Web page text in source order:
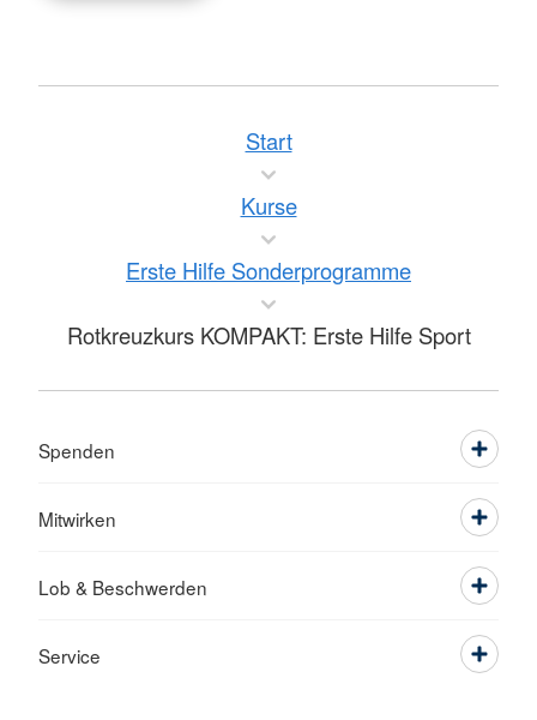
Start
Kurse
Erste Hilfe Sonderprogramme
Rotkreuzkurs KOMPAKT: Erste Hilfe Sport
Spenden
Mitwirken
Lob & Beschwerden
Service